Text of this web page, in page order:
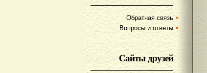
Обратная связь
Вопросы и ответы
Сайты друзей